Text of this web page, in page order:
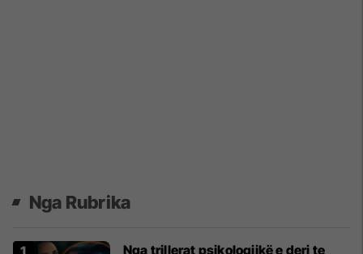
Nga Rubrika
Nga trillerat psikologjikë e deri te